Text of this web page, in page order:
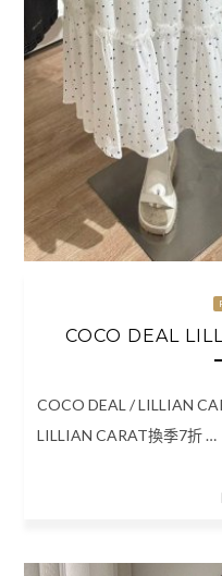
COCO DEAL
COCO DEAL / LILLIAN
LILLIAN CARAT換季7折 …